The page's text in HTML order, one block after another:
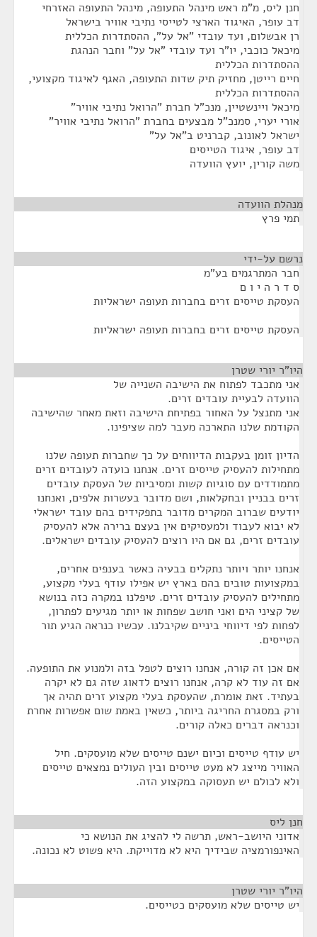
חנן ליס, מ"מ ראש מינהל התעופה, מינהל התעופה האזרחי
דב עופר, האיגוד הארצי לטייסי נתיבי אוויר בישראל
רן אבשלום, ועד עובדי "אל על", ההסתדרות הכללית
מיכאל כוכבי, יו"ר ועד עובדי "אל על" וחבר הנהגת
ההסתדרות הכללית
חיים רייטן, מחזיק תיק שדות התעופה, האגף לאיגוד מקצועי,
ההסתדרות הכללית
מיכאל ויינשטיין, מנכ"ל חברת "הרואל נתיבי אוויר"
אורי יערי, סמנכ"ל מבצעים בחברת "הרואל נתיבי אוויר"
ישראל לאונוב, קברניט ב"אל על"
דב עופר, איגוד הטייסים
משה קורין, יועץ הוועדה
מנהלת הוועדה
תמי פרץ
נרשם על-ידי
חבר המתרגמים בע"מ
ס ד ר ה י ו ם
העסקת טייסים זרים בחברות תעופה ישראליות
העסקת טייסים זרים בחברות תעופה ישראליות
היו"ר יורי שטרן
אני מתכבד לפתוח את הישיבה השנייה של
הוועדה לבעיית עובדים זרים.
אני מתנצל על האחור בפתיחת הישיבה וזאת מאחר שהישיבה
הקודמת שלנו התארכה מעבר למה שציפינו.
הדיון זומן בעקבות הדיווחים על כך שחברות תעופה שלנו
מתחילות להעסיק טייסים זרים. אנחנו כועדה לעובדים זרים
מתמודדים עם סוגיות קשות ומסיביות של העסקת עובדים
זרים בבניין ובחקלאות, ושם מדובר בעשרות אלפים, ואנחנו
יודעים שברוב המקרים מדובר בתפקידים בהם עובד ישראלי
לא יבוא לעבוד ולמעסיקים אין בעצם ברירה אלא להעסיק
עובדים זרים, גם אם היו רוצים להעסיק עובדים ישראלים.
אנחנו יותר ויותר נתקלים בבעיה כאשר בענפים אחרים,
במקצועות טובים בהם בארץ יש אפילו עודף בעלי מקצוע,
מתחילים להעסיק עובדים זרים. טיפלנו במקרה כזה בנושא
של קציני הים ואני חושב שפחות או יותר מגיעים לפתרון,
לפחות לפי דיווחי ביניים שקיבלנו. עכשיו כנראה הגיע תור
הטייסים.
אם אכן זה קורה, אנחנו רוצים לטפל בזה ולמנוע את התופעה.
אם זה עוד לא קרה, אנחנו רוצים לדאוג שזה גם לא יקרה
בעתיד. זאת אומרת, שהעסקת בעלי מקצוע זרים תהיה אך
ורק במסגרת החריגה ביותר, כשאין באמת שום אפשרות אחרת
וכנראה דברים כאלה קורים.
יש עודף טייסים וכיום ישנם טייסים שלא מועסקים. חיל
האוויר מייצג לא מעט טייסים ובין העולים נמצאים טייסים
ולא לכולם יש תעסוקה במקצוע הזה.
חנן ליס
אדוני היושב-ראש, תרשה לי להציג את הנושא כי
האינפורמציה שבידיך היא לא מדוייקת. היא פשוט לא נכונה.
היו"ר יורי שטרן
יש טייסים שלא מועסקים כטייסים.